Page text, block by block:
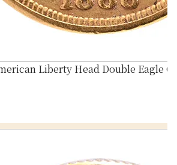
Liberty Head Double Eagle